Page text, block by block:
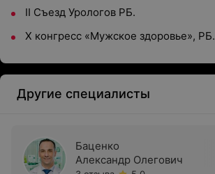
II Съезд Урологов РБ.
X конгресс «Мужское здоровье», РБ.
Другие специалисты
Баценко
Александр Олегович